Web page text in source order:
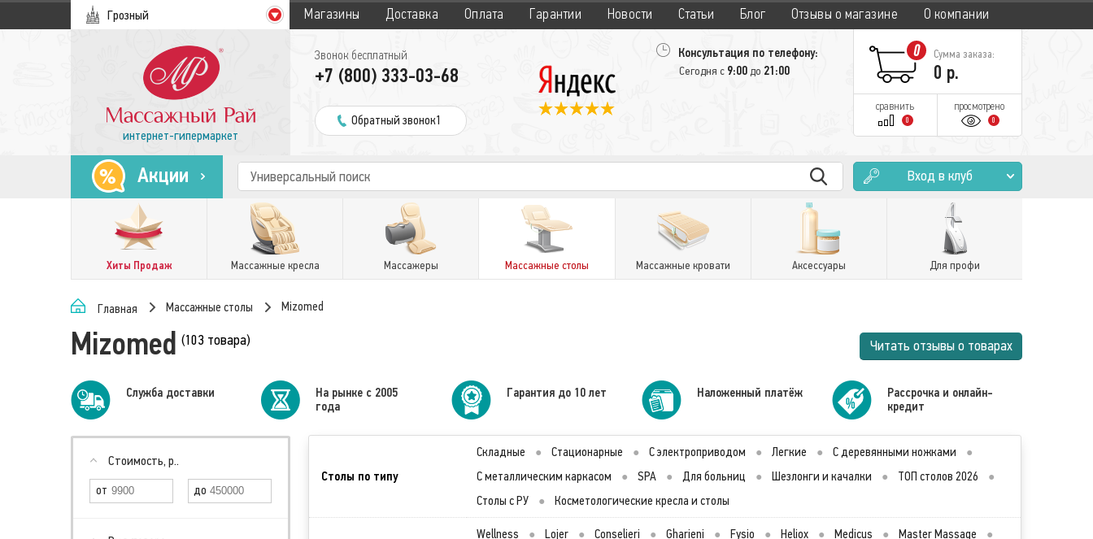
Грозный Магазины Доставка Оплата Гарантии Новости Статьи Блог Отзывы о магазине О компании
интернет-гипермаркет
Звонок бесплатный
+7 (800) 333-03-68
Обратный звонок1
Консультация по телефону:
Сегодня с 9:00до 21:00
0 Сумма заказа:
0 р.
сравнить
0
просмотрено
0
Акции Вход в клуб
Хиты Продаж Массажные кресла Массажеры Массажные столы Массажные кровати Аксессуары Для профи
Главная Массажные столы Mizomed
Mizomed (103 товара) Читать отзывы о товарах
Cлужба доставки
На рынке с 2005
года
Гарантия до 10 лет Наложенный платёж
Рассрочка и онлайн-
кредит
Стоимость, р..
Столы по типу
Складные ● Стационарные ● С электроприводом ● Легкие ● С деревянными ножками
●
С металлическим каркасом
● SPA ● Для больниц ● Шезлонги и качалки ● ТОП столов 2026
●
Столы с РУ
● Косметологические кресла и столы
Wellness ● Lojer ● Conselieri ● Gharieni ● Fysio ● Heliox ● Medicus ● Master Massage
●